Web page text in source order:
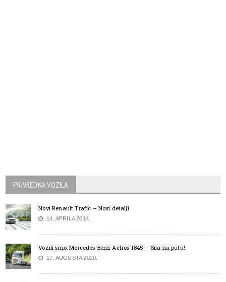
PRIVREDNA VOZILA
Novi Renault Trafic – Novi detalji
14. APRILA 2014.
Vozili smo: Mercedes-Benz Actros 1845 – Sila na putu!
17. AUGUSTA 2020.